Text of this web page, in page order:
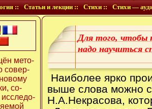
:: Статьи и лекции :: Стихи :: Стихи —
мето­
со­вер­
со­
ис­сле­до­
Для того, чтобы
надо научиться
Наиболее ярко
выше слова можно
Н.А.Некрасова,